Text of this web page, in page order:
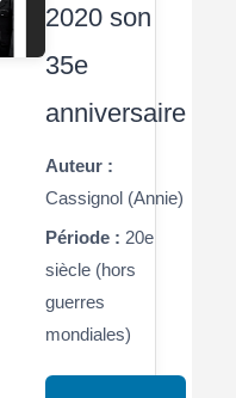
2020 son
35e
anniversaire
Auteur :
Cassignol (Annie)
Période : 20e
siècle (hors
guerres
mondiales)